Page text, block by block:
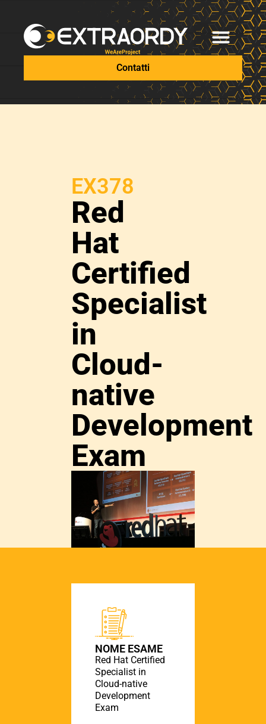
Contatti
EX378
Red
Hat
Certified
Specialist
in
Cloud-
native
Development
Exam
NOME ESAME
Red Hat Certified
Specialist in
Cloud-native
Development
Exam